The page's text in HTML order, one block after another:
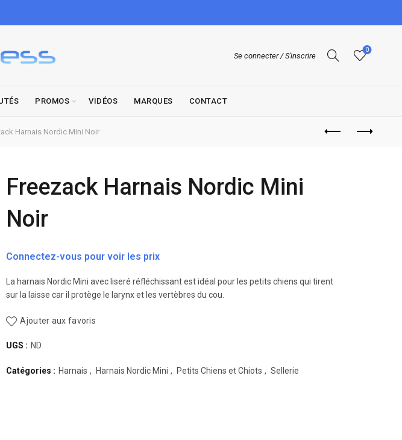
Se connecter / S'inscrire
0
PROMOS VIDÉOS MARQUES CONTACT
Harnais Nordic Mini Noir
Freezack Harnais Nordic Mini
Noir
Connectez-vous pour voir les prix
La harnais Nordic Mini avec liseré réfléchissant est idéal pour les petits chiens qui tirent
sur la laisse car il protège le larynx et les vertèbres du cou.
Ajouter aux favoris
UGS : ND
Catégories : Harnais , Harnais Nordic Mini , Petits Chiens et Chiots , Sellerie